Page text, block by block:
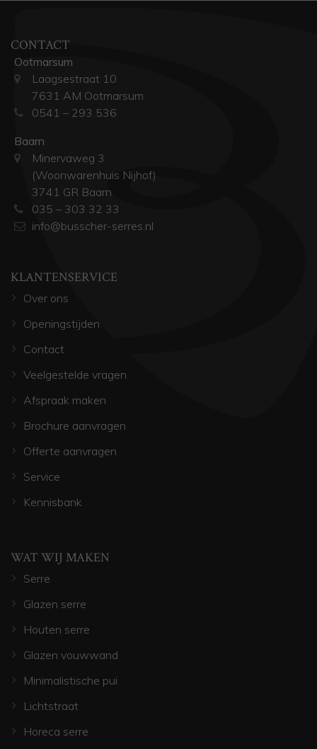
CONTACT
Ootmarsum
Laagsestraat 10
7631 AM Ootmarsum
0541 – 293 536
Baarn
Minervaweg 3
(Woonwarenhuis Nijhof)
3741 GR Baarn
035 – 303 32 33
info@busscher-serres.nl
KLANTENSERVICE
Over ons
Openingstijden
Contact
Veelgestelde vragen
Afspraak maken
Brochure aanvragen
Offerte aanvragen
Service
Kennisbank
WAT WIJ MAKEN
Serre
Glazen serre
Houten serre
Glazen vouwwand
Minimalistische pui
Lichtstraat
Horeca serre